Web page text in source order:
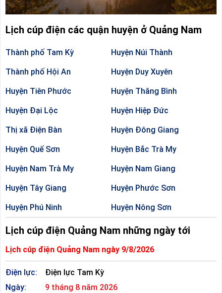
Lịch cúp điện các quận huyện ở Quảng Nam
Thành phố Tam Kỳ Huyện Núi Thành
Thành phố Hội An Huyện Duy Xuyên
Huyện Tiên Phước Huyện Thăng Bình
Huyện Đại Lộc Huyện Hiệp Đức
Thị xã Điện Bàn Huyện Đông Giang
Huyện Quế Sơn Huyện Bắc Trà My
Huyện Nam Trà My Huyện Nam Giang
Huyện Tây Giang Huyện Phước Sơn
Huyện Phú Ninh Huyện Nông Sơn
Lịch cúp điện Quảng Nam những ngày tới
Lịch cúp điện Quảng Nam ngày 9/8/2026
Điện lực:
Điện lực Tam Kỳ
Ngày:
9 tháng 8 năm 2026